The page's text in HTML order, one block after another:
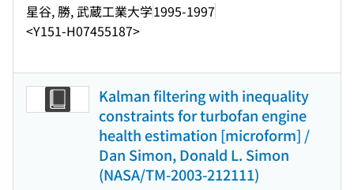
星谷, 勝, 武蔵工業大学1995-1997
<Y151-H07455187>
Kalman filtering with inequality
constraints for turbofan engine
health estimation [microform] /
Dan Simon, Donald L. Simon
(NASA/TM-2003-212111)